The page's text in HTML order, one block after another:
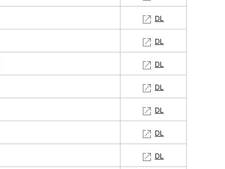
DL
DL
DL
DL
DL
DL
DL